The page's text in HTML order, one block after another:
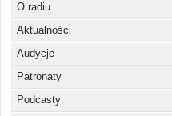
O radiu
Aktualności
Audycje
Patronaty
Podcasty